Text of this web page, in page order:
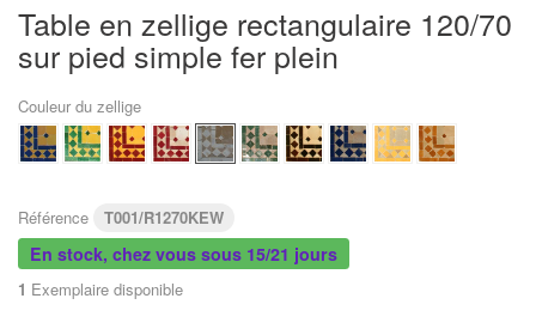
Table en zellige rectangulaire 120/70
sur pied simple fer plein
Couleur du zellige
Référence T001/R1270KEW
En stock, chez vous sous 15/21 jours
1 Exemplaire disponible